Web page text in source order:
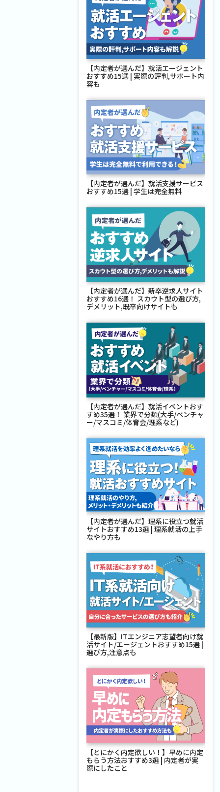
【内定者が選んだ】就活エージェント
おすすめ15選 | 実際の評判,サポート内
容も
【内定者が選んだ】就活支援サービス
おすすめ15選 | 学生は完全無料
【内定者が選んだ】新卒逆求人サイト
おすすめ16選！ スカウト型の選び方,
デメリット,既卒向けサイトも
【内定者が選んだ】就活イベントおす
すめ35選！ 業界で分類(大手/ベンチャ
ー/マスコミ/体育会/理系など)
【内定者が選んだ】理系に役立つ就活
サイトおすすめ13選 | 理系就活の上手
なやり方も
【最新版】ITエンジニア志望者向け就
活サイト/エージェントおすすめ15選 |
選び方,注意点も
【とにかく内定欲しい！】早めに内定
もらう方法おすすめ3選 | 内定者が実
際にしたこと